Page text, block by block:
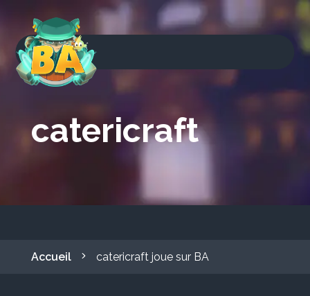
catericraft
Accueil catericraft joue sur BA